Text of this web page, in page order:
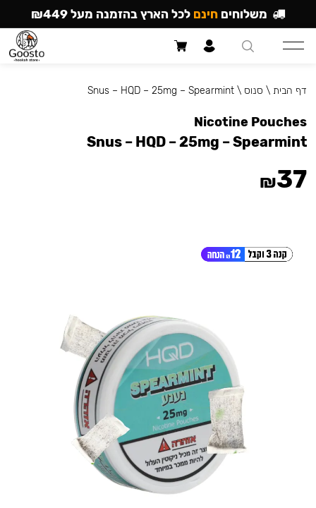
דף הבית \ סנוס \
Snus – HQD – 25mg – Spearmint
Nicotine Pouches
Snus – HQD – 25mg – Spearmint
₪37
משלוחים חינם לכל הארץ בהזמנה מעל ₪449